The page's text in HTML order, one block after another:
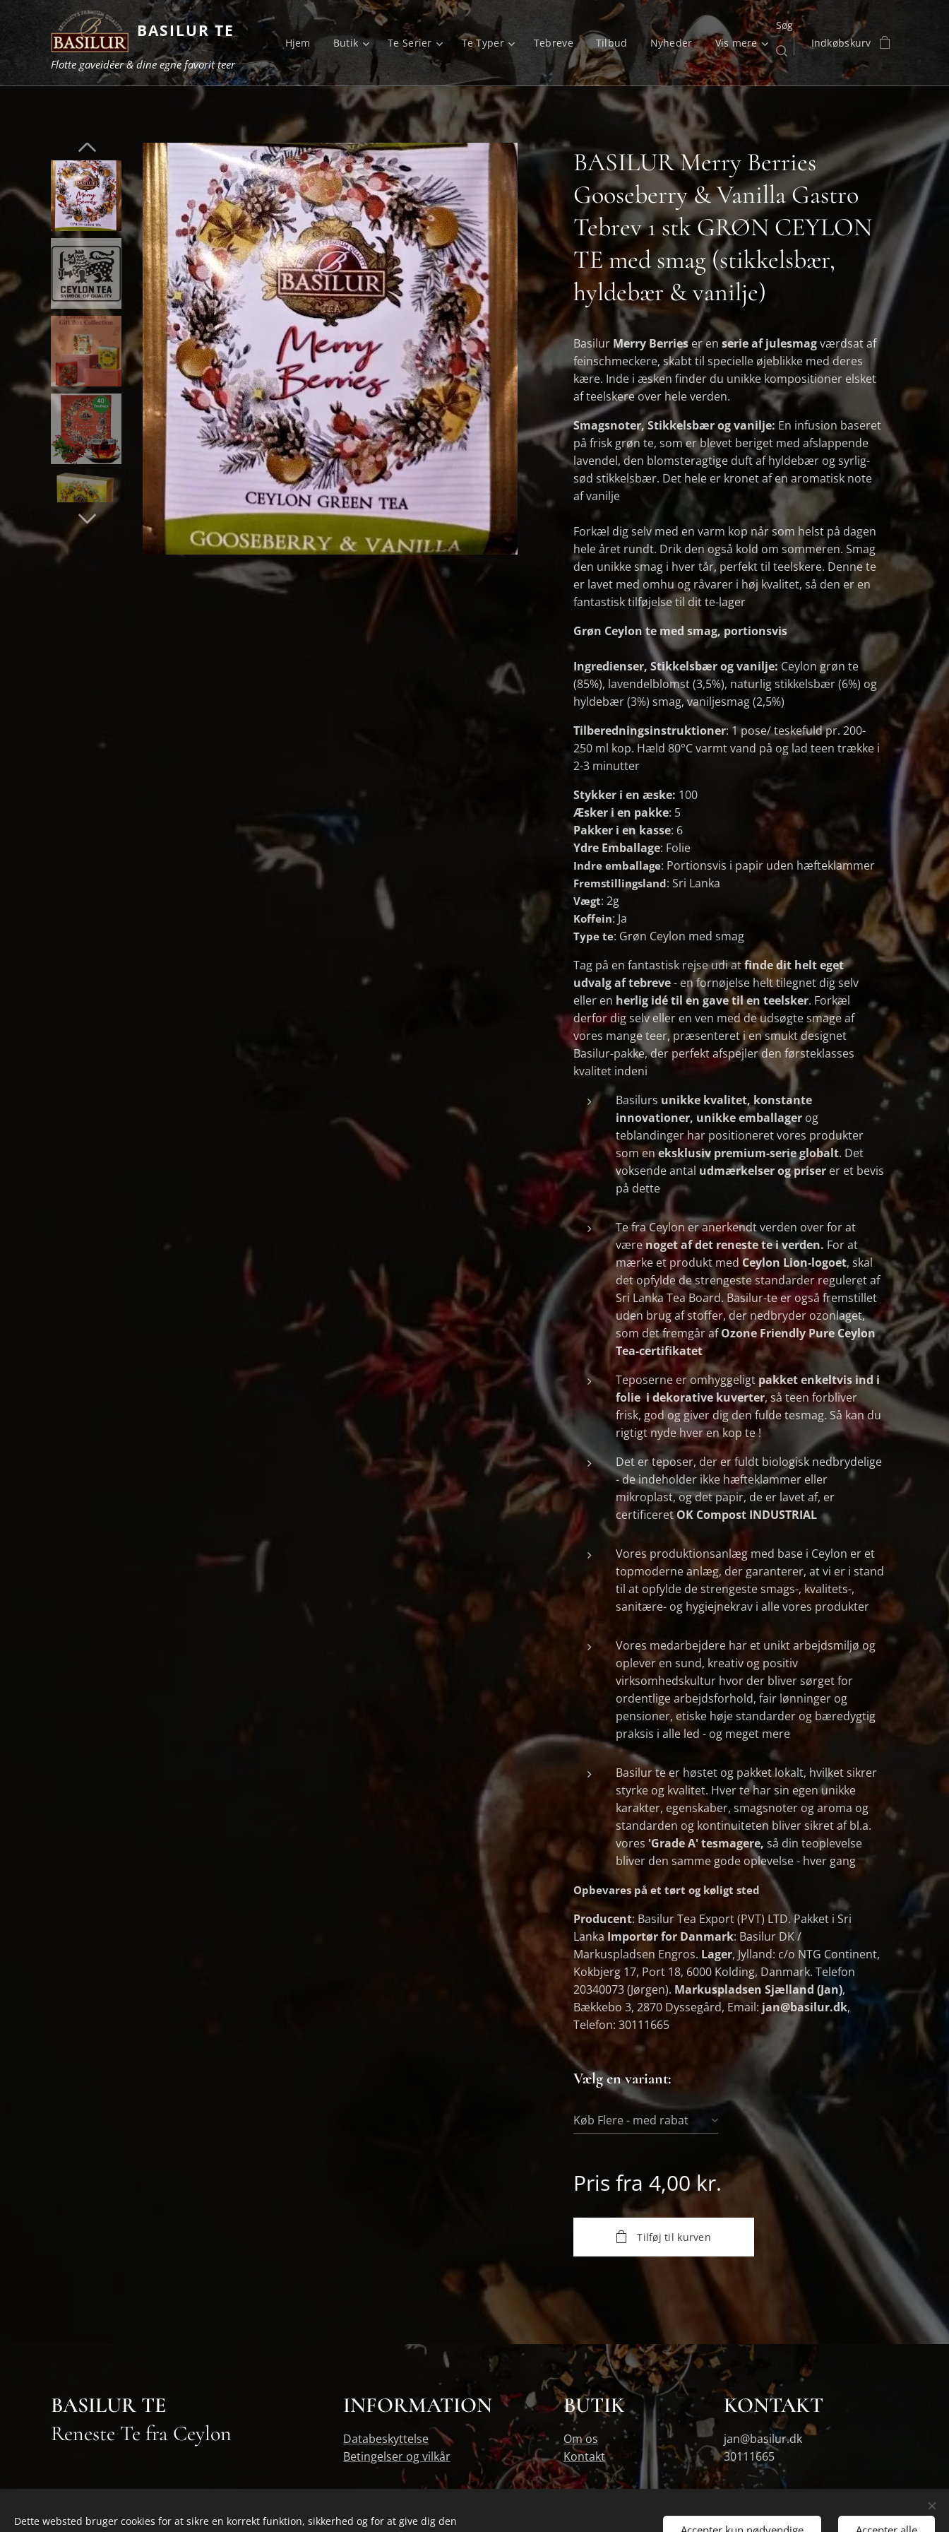
BASILUR TE
Flotte gaveidéer & dine egne favorit teer
Hjem Butik Te Serier Te Typer Tebreve Tilbud Nyheder Vis mere
Søg
Indkøbskurv
BASILUR Merry Berries
Gooseberry & Vanilla Gastro
Tebrev 1 stk GRØN CEYLON
TE med smag (stikkelsbær,
hyldebær & vanilje)
Basilur Merry Berrieser en serie af julesmagværdsat af
feinschmeckere, skabt til specielle øjeblikke med deres
kære. Inde i æsken finder du unikke kompositioner elsket
af teelskere over hele verden.
Smagsnoter,Stikkelsbær og vanilje: En infusion baseret
på frisk grøn te, som er blevet beriget med afslappende
lavendel, den blomsteragtige duft af hyldebær og syrlig-
sød stikkelsbær. Det hele er kronet af en aromatisk note
af vanilje
Forkæl dig selv med en varm kop når som helst på dagen
hele året rundt. Drik den også kold om sommeren. Smag
den unikke smag i hver tår, perfekt til teelskere. Denne te
er lavet med omhu og råvarer i høj kvalitet, så den er en
fantastisk tilføjelse til dit te-lager
Grøn Ceylon te med smag, portionsvis
Ingredienser, Stikkelsbær og vanilje: Ceylon grøn te
(85%), lavendelblomst (3,5%), naturlig stikkelsbær (6%) og
hyldebær (3%) smag, vaniljesmag (2,5%)
Tilberedningsinstruktioner: 1 pose/ teskefuld pr. 200-
250 ml kop. Hæld 80°C varmt vand på og lad teen trække i
2-3 minutter
Stykker i en æske: 100
Æsker i en pakke: 5
Pakker i en kasse: 6
Ydre Emballage: Folie
Indre emballage: Portionsvis i papir uden hæfteklammer
Fremstillingsland: Sri Lanka
Vægt: 2g
Koffein: Ja
Type te: Grøn Ceylon med smag
Tag på en fantastisk rejse udi atfinde dit helt eget
udvalg af tebreve- en fornøjelse helt tilegnet dig selv
eller en herlig idé til en gave til en teelsker. Forkæl
derfor dig selv eller en ven med de udsøgte smage af
vores mange teer, præsenteret i en smukt designet
Basilur-pakke, der perfekt afspejler den førsteklasses
kvalitet indeni
Basilurs unikke kvalitet, konstante
innovationer, unikke emballager og
teblandinger har positioneret vores produkter
som en eksklusiv premium-serie globalt. Det
voksende antal udmærkelser og priser er et bevis
på dette
Te fra Ceylon er anerkendt verden over for at
værenoget af det reneste te i verden. For at
mærke et produkt medCeylon Lion-logoet, skal
det opfylde de strengeste standarder reguleret af
Sri Lanka Tea Board. Basilur-te er også fremstillet
uden brug af stoffer, der nedbryder ozonlaget,
som det fremgår afOzone Friendly Pure Ceylon
Tea-certifikatet
Teposerne er omhyggeligt pakketenkeltvis ind i
folie i dekorative kuverter, så teen forbliver
frisk, god og giver dig den fulde tesmag. Så kan du
rigtigt nyde hver en kop te !
Det er teposer, der er fuldt biologisk nedbrydelige
- de indeholder ikke hæfteklammer eller
mikroplast, og det papir, de er lavet af, er
certificeretOK Compost INDUSTRIAL
Vores produktionsanlæg med base i Ceylon er et
topmoderne anlæg, der garanterer, at vi er i stand
til at opfylde de strengeste smags-, kvalitets-,
sanitære- og hygiejnekrav i alle vores produkter
Vores medarbejdere har et unikt arbejdsmiljø og
oplever en sund, kreativ og positiv
virksomhedskultur hvor der bliver sørget for
ordentlige arbejdsforhold, fair lønninger og
pensioner, etiske høje standarder og bæredygtig
praksis i alle led - og meget mere
Basilur te er høstet og pakket lokalt, hvilket sikrer
styrke og kvalitet. Hver te har sin egen unikke
karakter, egenskaber, smagsnoter og aroma og
standarden og kontinuiteten bliver sikret af bl.a.
vores 'Grade A' tesmagere, så din teoplevelse
bliver den samme gode oplevelse - hver gang
Opbevares på et tørt og køligt sted
Producent: Basilur Tea Export (PVT) LTD. Pakket i Sri
Lanka Importør for Danmark: Basilur DK /
Markuspladsen Engros. Lager, Jylland: c/o NTG Continent,
Kokbjerg 17, Port 18, 6000 Kolding, Danmark. Telefon
20340073 (Jørgen). Markuspladsen Sjælland (Jan),
Bækkebo 3, 2870 Dyssegård, Email: jan@basilur.dk,
Telefon: 30111665
Vælg en variant:
Køb Flere - med rabat
Pris fra 4,00kr.
Tilføj til kurven
BASILUR TE
Reneste Te fra Ceylon
INFORMATION
Databeskyttelse
Betingelser og vilkår
BUTIK
Om os
Kontakt
KONTAKT
jan@basilur.dk
30111665
Dette websted bruger cookies for at sikre en korrekt funktion, sikkerhed og for at give dig den